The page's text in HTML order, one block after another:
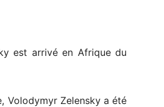
est arrivé en Afrique du
Volodymyr Zelensky a été